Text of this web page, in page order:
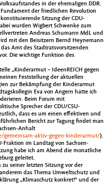
in der ehemaligen DDR.
der friedlichen Revolution
Sitzung der CDU-
wurden Wigbert Schwenke zum
Andreas Schumann MdL und
mit den Beisitzern Bernd Heynemann
Amt des Stadtratsvorsitzenden
Die wichtige Funktion des
„Kinderarmut – IdeenREICH gegen
Feststellung der aktuellen
zur Bekämpfung der Kinderarmut
Eva von Angern hatte ich
Beim Forum mit
Sprecher der CDU/CSU-
dass es um einen effektiven und
Bericht zur Tagung findet man
Anhalt
gemeinsam-aktiv-gegen-kinderarmut/).
Fraktion im Landtag von Sachsen-
habe ich am Abend die monatliche
geleitet.
seiner letzten Sitzung vor der
das Thema Umweltschutz und
„Klimaschutz konkret!“ und der